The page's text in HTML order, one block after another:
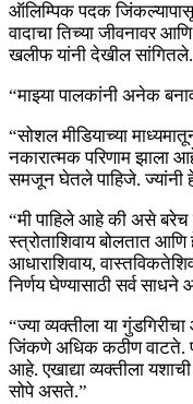
ऑलिम्पिक पदक
वादाचा तिच्या जीवनावर
खलीफ यांनी देखील सांगितले.
“माझ्या पालकांनी अनेक
“सोशल मीडियाच्या
नकारात्मक परिणाम
समजून घेतले पाहिजे.
“मी पाहिले आहे की असे
स्त्रोताशिवाय बोलतात
आधाराशिवाय,
निर्णय घेण्यासाठी सर्व
“ज्या व्यक्तीला या
जिंकणे अधिक कठीण वाटते.
आहे. एखाद्या व्यक्तीला
सोपे असते.”